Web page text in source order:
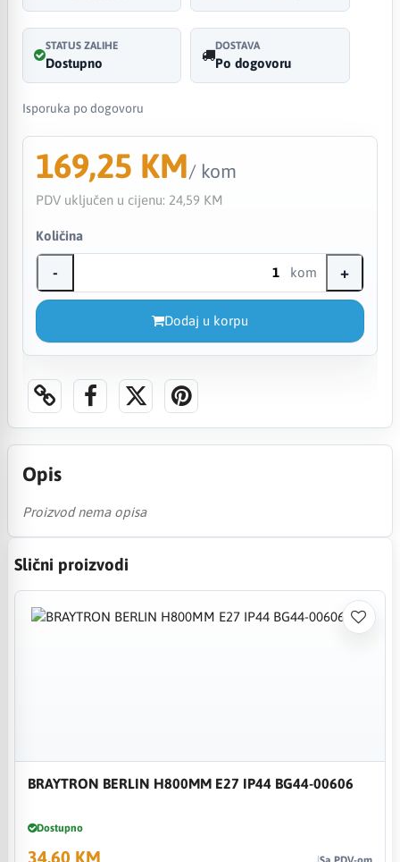
STATUS ZALIHE
Dostupno
DOSTAVA
Po dogovoru
Isporuka po dogovoru
169,25 KM/ kom
PDV uključen u cijenu: 24,59 KM
Količina
- kom +
Dodaj u korpu
Opis
Proizvod nema opisa
Slični proizvodi
BRAYTRON BERLIN H800MM E27 IP44 BG44-00606
Dostupno
34,60 KM